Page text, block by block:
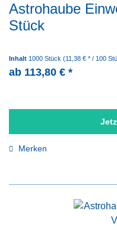
Astrohaube
Stück
Inhalt 1000 Stück (11,38 € * / 100
ab 113,80 € *
Merken